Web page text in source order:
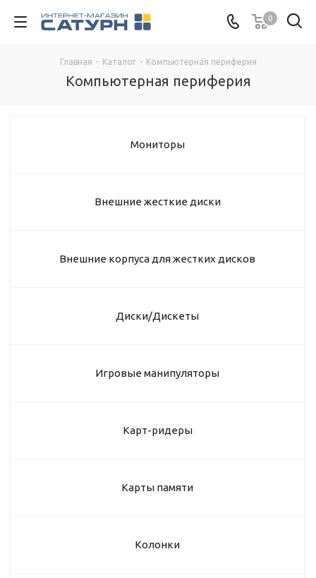
0
Главная - Каталог - Компьютерная периферия
Компьютерная периферия
Мониторы
Внешние жесткие диски
Внешние корпуса для жестких дисков
Диски/Дискеты
Игровые манипуляторы
Карт-ридеры
Карты памяти
Колонки